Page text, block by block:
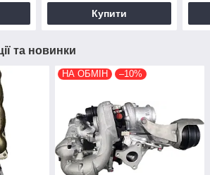
Купити
та новинки
НА ОБМІН –10%